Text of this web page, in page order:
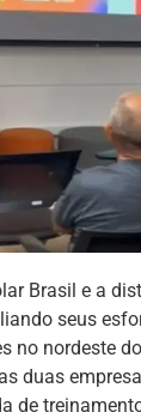
Brasil e a
seus
no nordeste
duas
de